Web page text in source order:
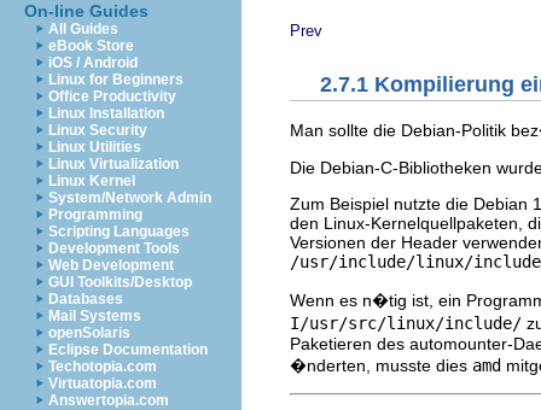
On-line Guides
All Guides
eBook Store
iOS / Android
Linux for Beginners
Office Productivity
Linux Installation
Linux Security
Linux Utilities
Linux Virtualization
Linux Kernel
System/Network Admin
Programming
Scripting Languages
Development Tools
Web Development
GUI Toolkits/Desktop
Databases
Mail Systems
openSolaris
Eclipse Documentation
Techotopia.com
Virtuatopia.com
Answertopia.com
Prev
2.7.1 Kompilierung
Man sollte die Debian-Politik
Die Debian-C-Bibliotheken
Zum Beispiel nutzte die Debian
den Linux-Kernelquellpaketen,
Versionen der Header
/usr/include/linux/
Wenn es n�tig ist, ein
I/usr/src/linux/include/
Paketieren des automounter-
�nderten, musste dies amd